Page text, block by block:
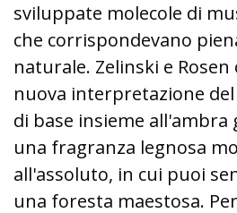
sviluppate molecole di
che corrispondevano
naturale. Zelinski e
nuova interpretazione del
di base insieme all'ambra
una fragranza legnosa
all'assoluto, in cui puoi
una foresta maestosa.